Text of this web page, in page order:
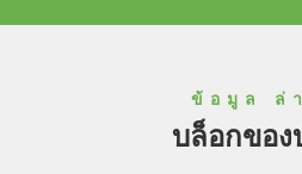
ๆ ข...
ข้อมูล ล่
บล็อกของ